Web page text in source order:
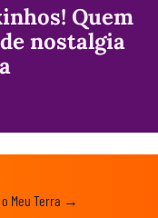
Quem
nostalgia
Meu Terra →